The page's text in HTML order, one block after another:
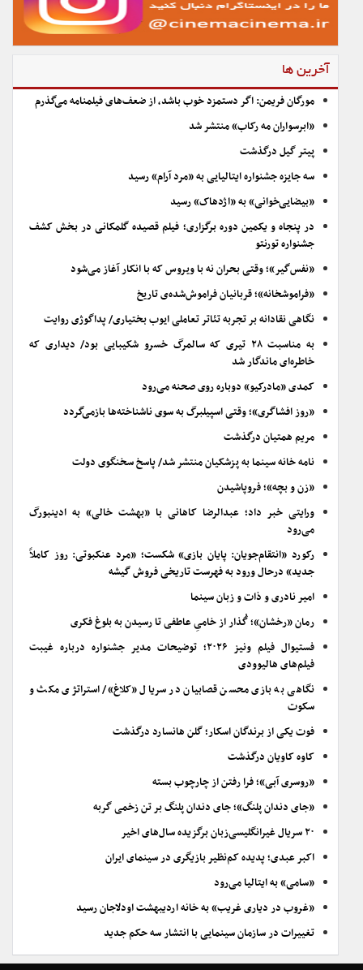
آخرین ها
مورگان فریمن: اگر دستمزد خوب باشد، از ضعف‌های فیلمنامه می‌گذرم
«ابرسواران مه رکاب» منتشر شد
پیتر گیل درگذشت
سه جایزه جشنواره ایتالیایی به «مرد آرام» رسید
«بیضایی‌خوانی» به «اژدهاک» رسید
در پنجاه و یکمین دوره برگزاری؛ فیلم قصیده گلمکانی در بخش کشف
جشنواره تورنتو
«نفس‌گیر»؛ وقتی بحران نه با ویروس که با انکار آغاز می‌شود
«فراموشخانه»؛ قربانیان فراموش‌شده‌ی تاریخ
نگاهی نقادانه بر تجربه تئاتر تعاملی ایوب بختیاری/ پداگوژی روایت
به مناسبت ۲۸ تیری که سالمرگ خسرو شکیبایی بود/ دیداری که
خاطره‌ای ماندگار شد
کمدی «مادرکیو» دوباره روی صحنه می‌رود
«روز افشاگری»؛ وقتی اسپیلبرگ به سوی ناشناخته‌ها بازمی‌گردد
مریم همتیان درگذشت
نامه خانه سینما به پزشکیان منتشر شد/ پاسخ سخنگوی دولت
«زن و بچه»؛ فروپاشیدن
ورایتی خبر داد؛ عبدالرضا کاهانی با «بهشت خالی» به ادینبورگ
می‌رود
رکورد «انتقام‌جویان: پایان بازی» شکست؛ «مرد عنکبوتی: روز کاملاً
جدید» درحال ورود به فهرست تاریخی فروش گیشه
امیر نادری و ذات و زبان سینما
رمان «رخشان»؛ گُذار از خامیِ عاطفی تا رسیدن به بلوغ فکری
فستیوال فیلم ونیز ۲۰۲۶؛ توضیحات مدیر جشنواره درباره غیبت
فیلم‌های هالیوودی
نگاهی به بازی محسن قصابیان در سریال «کلاغ»/ استراتژی مکث و
سکوت
فوت یکی از برندگان اسکار؛ گلن هانسارد درگذشت
کاوه کاویان درگذشت
«روسری آبی»؛ فرا رفتن از چارچوب بسته
«جای دندان پلنگ»؛ جای دندان پلنگ بر تن زخمی گربه
۲۰ سریال غیرانگلیسی‌زبان برگزیده سال‌های اخیر
اکبر عبدی؛ پدیده کم‌نظیر بازیگری در سینمای ایران
«سامی» به ایتالیا می‌رود
«غروب در دیاری غریب» به خانه اردیبهشت اودلاجان رسید
تغییرات در سازمان سینمایی با انتشار سه حکم جدید